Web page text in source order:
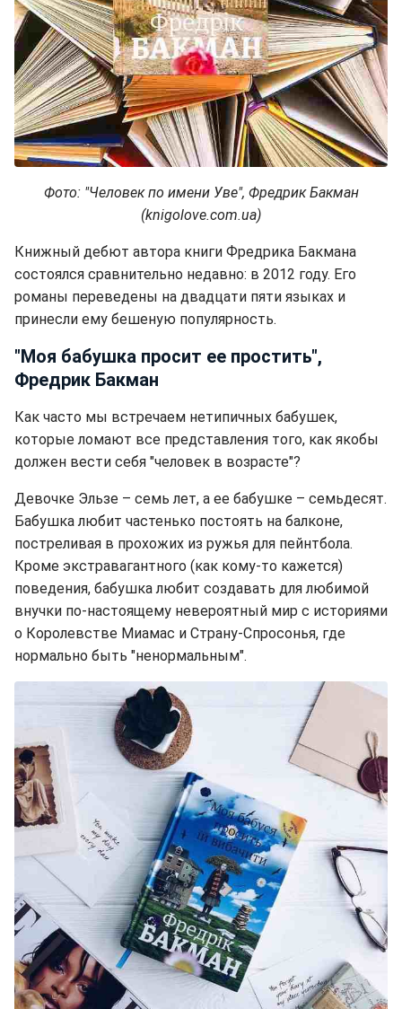
Фото: "Человек по имени Уве", Фредрик Бакман
(knigolove.com.ua)
Книжный дебют автора книги Фредрика Бакмана
состоялся сравнительно недавно: в 2012 году. Его
романы переведены на двадцати пяти языках и
принесли ему бешеную популярность.
"Моя бабушка просит ее простить",
Фредрик Бакман
Как часто мы встречаем нетипичных бабушек,
которые ломают все представления того, как якобы
должен вести себя "человек в возрасте"?
Девочке Эльзе – семь лет, а ее бабушке – семьдесят.
Бабушка любит частенько постоять на балконе,
постреливая в прохожих из ружья для пейнтбола.
Кроме экстравагантного (как кому-то кажется)
поведения, бабушка любит создавать для любимой
внучки по-настоящему невероятный мир с историями
о Королевстве Миамас и Страну-Спросонья, где
нормально быть "ненормальным".